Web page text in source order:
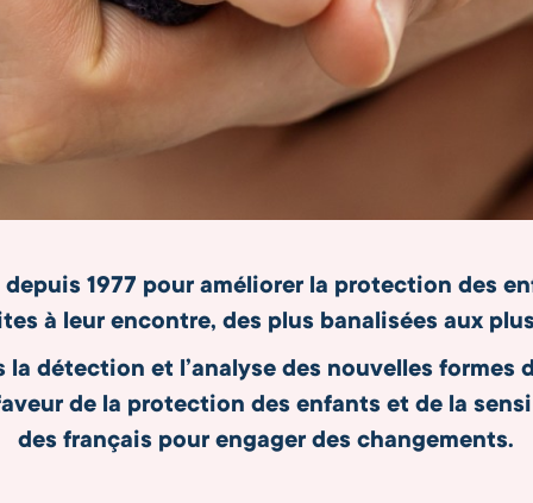
1977 pour améliorer la protection des
à leur encontre, des plus banalisées aux
détection et l’analyse des nouvelles formes
de la protection des enfants et de la
des français pour engager des changements.